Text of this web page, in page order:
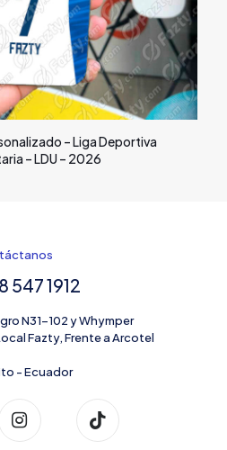
– Liga Deportiva
– LDU – 2026
547 1912
N31-102 y Whymper
Fazty, Frente a Arcotel
- Ecuador